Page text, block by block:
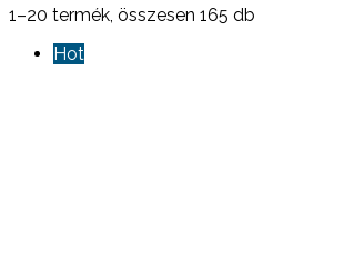
1–20 termék, összesen 165 db
Hot